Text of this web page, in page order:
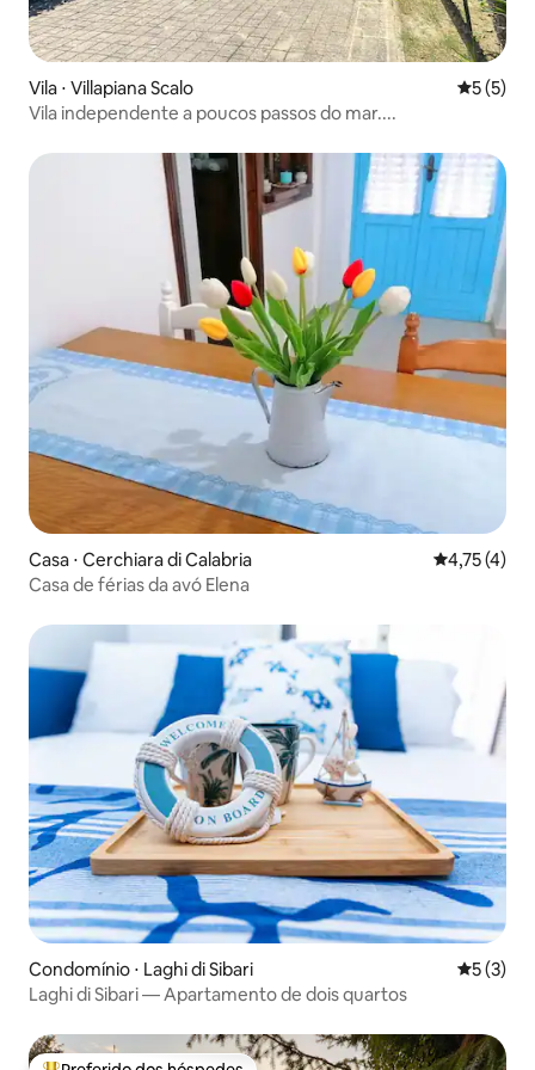
Vila ⋅ Villapiana Scalo 5 de
5 (5)
Vila independente a poucos passos do mar....
Casa ⋅ Cerchiara di Calabria 4,75 de
4,75 (4)
Casa de férias da avó Elena
Condomínio ⋅ Laghi di Sibari 5 de
5 (3)
Laghi di Sibari — Apartamento de dois quartos